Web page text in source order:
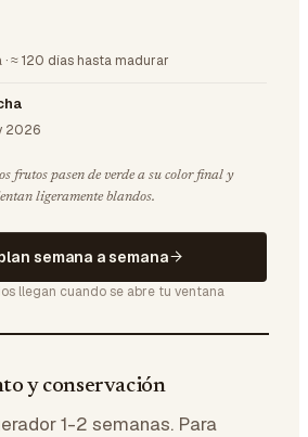
·≈ 120 días hasta madurar
2026
frutos pasen de verde a su color final y
ligeramente blandos.
semana a semana
llegan cuando se abre tu ventana
y conservación
1-2 semanas. Para